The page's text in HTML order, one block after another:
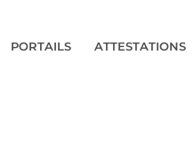
PORTAILS ATTESTATIONS